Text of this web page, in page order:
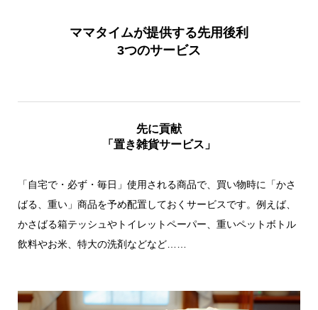
ママタイムが提供する先用後利
3つのサービス
先に貢献
「置き雑貨サービス」
「自宅で・必ず・毎日」使用される商品で、買い物時に「かさ
ばる、重い」商品を予め配置しておくサービスです。例えば、
かさばる箱テッシュやトイレットペーパー、重いペットボトル
飲料やお米、特大の洗剤などなど……